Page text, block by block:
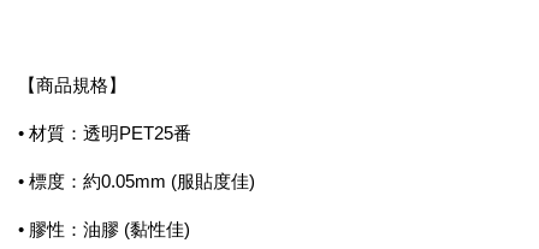
【商品規格】
• 材質：透明PET25番
• 標度：約0.05mm (服貼度佳)
• 膠性：油膠 (黏性佳)